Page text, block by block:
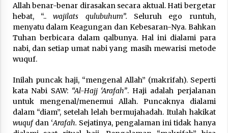
Allah benar-benar dirasakan secara aktual. Hati bergetar
hebat, “..wajilats qulubuhum”. Seluruh ego runtuh,
menyatu dalam Keagungan dan Kebesaran-Nya. Bahkan
Tuhan berbicara dalam qalbunya. Hal ini dialami para
nabi, dan setiap umat nabi yang masih mewarisi metode
wuquf.
Inilah puncak haji, “mengenal Allah” (makrifah). Seperti
kata Nabi SAW: “Al-Hajj ‘Arafah”. Haji adalah perjalanan
untuk mengenal/menemui Allah. Puncaknya dialami
dalam “diam”, setelah lelah bermujahadah. Itulah hakikat
wuqufdan ‘Arafah. Sejatinya, pengalaman ini tidak hanya